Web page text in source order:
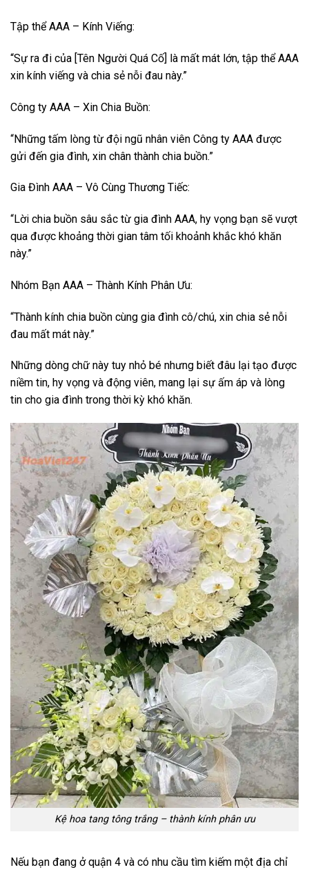
Tập thể AAA – Kính Viếng:
“Sự ra đi của [Tên Người Quá Cố] là mất mát lớn, tập thể AAA
xin kính viếng và chia sẻ nỗi đau này.”
Công ty AAA – Xin Chia Buồn:
“Những tấm lòng từ đội ngũ nhân viên Công ty AAA được
gửi đến gia đình, xin chân thành chia buồn.”
Gia Đình AAA – Vô Cùng Thương Tiếc:
“Lời chia buồn sâu sắc từ gia đình AAA, hy vọng bạn sẽ vượt
qua được khoảng thời gian tâm tối khoảnh khắc khó khăn
này.”
Nhóm Bạn AAA – Thành Kính Phân Ưu:
“Thành kính chia buồn cùng gia đình cô/chú, xin chia sẻ nỗi
đau mất mát này.”
Những dòng chữ này tuy nhỏ bé nhưng biết đâu lại tạo được
niềm tin, hy vọng và động viên, mang lại sự ấm áp và lòng
tin cho gia đình trong thời kỳ khó khăn.
Kệ hoa tang tông trắng – thành kính phân ưu
Nếu bạn đang ở quận 4 và có nhu cầu tìm kiếm một địa chỉ